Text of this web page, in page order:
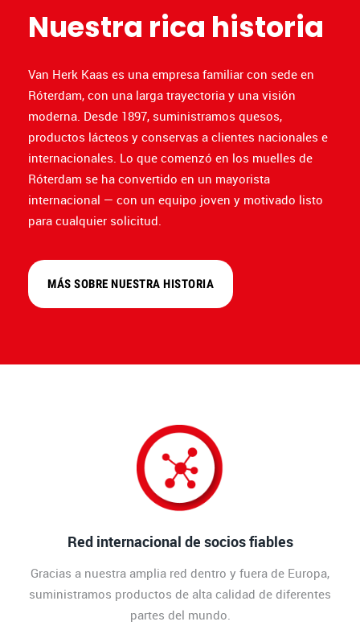
Nuestra rica historia
Van Herk Kaas es una empresa familiar con sede en
Róterdam, con una larga trayectoria y una visión
moderna. Desde 1897, suministramos quesos,
productos lácteos y conservas a clientes nacionales e
internacionales. Lo que comenzó en los muelles de
Róterdam se ha convertido en un mayorista
internacional — con un equipo joven y motivado listo
para cualquier solicitud.
MÁS SOBRE NUESTRA HISTORIA
Red internacional de socios fiables
Gracias a nuestra amplia red dentro y fuera de Europa,
suministramos productos de alta calidad de diferentes
partes del mundo.